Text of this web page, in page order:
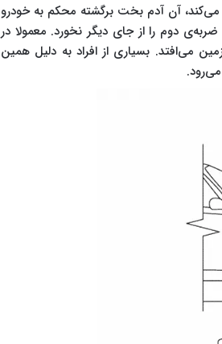
می‌کند، آن آدم بخت برگشته محکم به خودرو
دوم را از جای دیگر نخورد. معمولا در
می‌افتد. بسیاری از افراد به دلیل همین